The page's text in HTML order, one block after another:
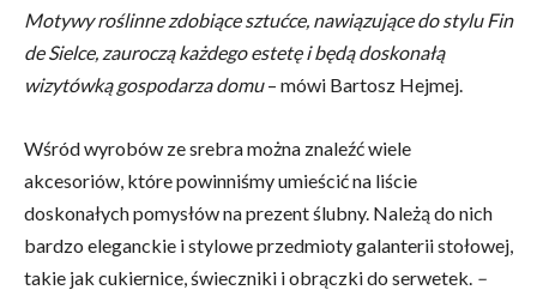
Motywy roślinne zdobiące sztućce, nawiązujące do stylu Fin
de Sielce, zauroczą każdego estetę i będą doskonałą
wizytówką gospodarza domu– mówi Bartosz Hejmej.
Wśród wyrobów ze srebra można znaleźć wiele
akcesoriów, które powinniśmy umieścić na liście
doskonałych pomysłów na prezent ślubny. Należą do nich
bardzo eleganckie i stylowe przedmioty galanterii stołowej,
takie jak cukiernice, świeczniki i obrączki do serwetek. –